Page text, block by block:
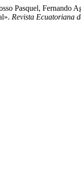
Pasquel, Fernando
Revista Ecuatoriana